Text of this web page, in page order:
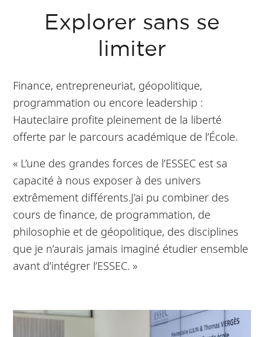
Explorer sans se
limiter
Finance, entrepreneuriat, géopolitique,
programmation ou encore leadership :
Hauteclaire profite pleinement de la liberté
offerte par le parcours académique de l’École.
« L’une des grandes forces de l’ESSEC est sa
capacité à nous exposer à des univers
extrêmement différents.J’ai pu combiner des
cours de finance, de programmation, de
philosophie et de géopolitique, des disciplines
que je n’aurais jamais imaginé étudier ensemble
avant d’intégrer l’ESSEC. »